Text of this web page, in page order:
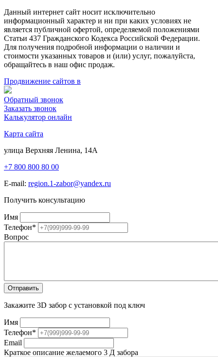
Данный интернет сайт носит исключительно
информационный характер и ни при каких условиях не
является публичной офертой, определяемой положениями
Статьи 437 Гражданского Кодекса Российской Федерации.
Для получения подробной информации о наличии и
стоимости указанных товаров и (или) услуг, пожалуйста,
обращайтесь в наш офис продаж.
Продвижение сайтов в
Обратный звонок
Заказать звонок
Калькулятор онлайн
Карта сайта
улица Верхняя Ленина, 14А
+7 800 800 80 00
E-mail: region.1-zabor@yandex.ru
Получить консультацию
Имя
Телефон*
Вопрос
Закажите 3D забор с установкой под ключ
Имя
Телефон*
Email
Краткое описание желаемого 3 Д забора